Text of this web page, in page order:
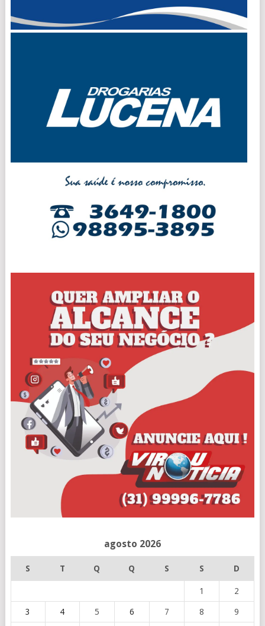
agosto 2026
S T Q Q S S D
1 2
3 4 5 6 7 8 9